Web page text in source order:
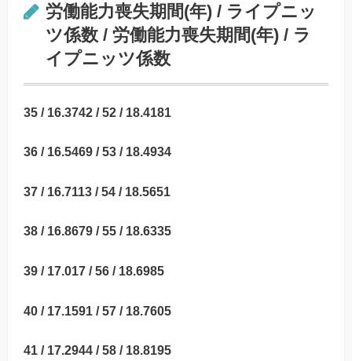
労働能力喪失期間(年) / ライプニッ
ツ係数 / 労働能力喪失期間(年) / ラ
イプニッツ係数
35 / 16.3742 / 52 / 18.4181
36 / 16.5469 / 53 / 18.4934
37 / 16.7113 / 54 / 18.5651
38 / 16.8679 / 55 / 18.6335
39 / 17.017 / 56 / 18.6985
40 / 17.1591 / 57 / 18.7605
41 / 17.2944 / 58 / 18.8195